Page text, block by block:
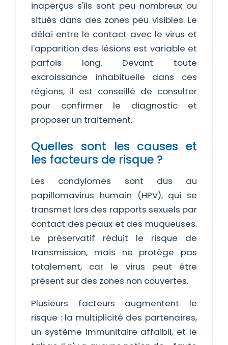
inaperçus s'ils sont peu nombreux ou
situés dans des zones peu visibles. Le
délai entre le contact avec le virus et
l'apparition des lésions est variable et
parfois long. Devant toute
excroissance inhabituelle dans ces
régions, il est conseillé de consulter
pour confirmer le diagnostic et
proposer un traitement.
Quelles sont les causes et
les facteurs de risque ?
Les condylomes sont dus au
papillomavirus humain (HPV), qui se
transmet lors des rapports sexuels par
contact des peaux et des muqueuses.
Le préservatif réduit le risque de
transmission, mais ne protège pas
totalement, car le virus peut être
présent sur des zones non couvertes.
Plusieurs facteurs augmentent le
risque : la multiplicité des partenaires,
un système immunitaire affaibli, et le